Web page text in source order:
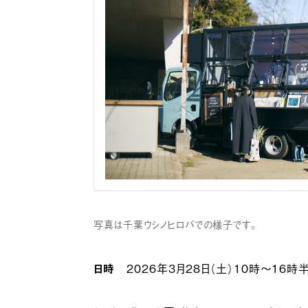
写真は千葉ウシノヒロバでの様子です。
日時 2026年3月28日（土）10時〜16時